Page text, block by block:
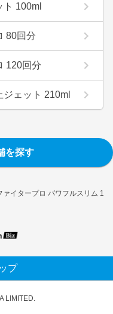
ァイタープロ パワフルスリム 12
100ml
80回分
120回分
ェット 210ml
を探す
プ
LIMITED.